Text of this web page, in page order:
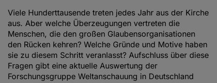
Viele Hunderttausende treten jedes Jahr aus der Kirche
aus. Aber welche Überzeugungen vertreten die
Menschen, die den großen Glaubensorganisationen
den Rücken kehren? Welche Gründe und Motive haben
sie zu diesem Schritt veranlasst? Aufschluss über diese
Fragen gibt eine aktuelle Auswertung der
Forschungsgruppe Weltanschauung in Deutschland